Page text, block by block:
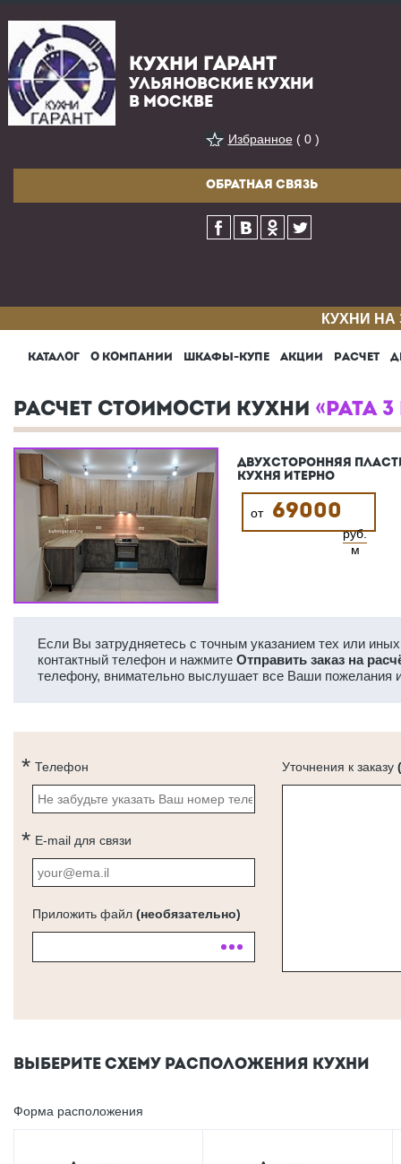
КУХНИ ГАРАНТ
УЛЬЯНОВСКИЕ КУХНИ
В МОСКВЕ
Избранное( 0 )
ОБРАТНАЯ СВЯЗЬ
КУХНИ
КАТАЛОГ О КОМПАНИИ ШКАФЫ-КУПЕ АКЦИИ РАСЧЕТ
РАСЧЕТ СТОИМОСТИ КУХНИ «РАТА
ДВУХСТОРОННЯЯ
КУХНЯ ИТЕРНО
от 69000
руб.
м
Если Вы затрудняетесь с точным указанием тех или
контактный телефон и нажмите Отправить заказ на
телефону, внимательно выслушает все Ваши пожелания
Телефон
E-mail для связи
Приложить файл (необязательно)
Уточнения к заказу
ВЫБЕРИТЕ СХЕМУ РАСПОЛОЖЕНИЯ КУХНИ
Форма расположения